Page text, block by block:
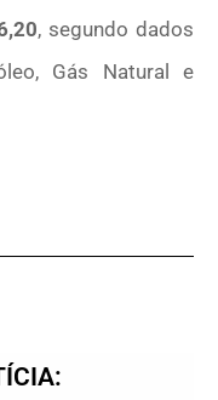
, segundo dados
Gás Natural e